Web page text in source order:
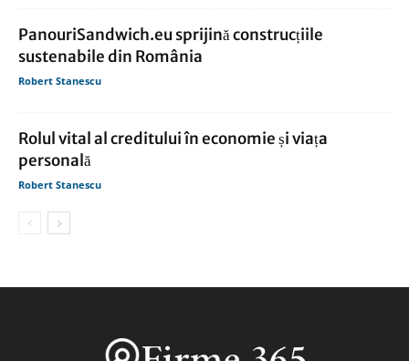
PanouriSandwich.eu sprijină construcțiile
sustenabile din România
Robert Stanescu
Rolul vital al creditului în economie și viața
personală
Robert Stanescu